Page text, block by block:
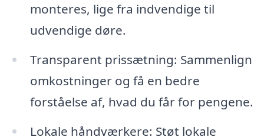
monteres, lige fra indvendige til
udvendige døre.
Transparent prissætning: Sammenlign
omkostninger og få en bedre
forståelse af, hvad du får for pengene.
Lokale håndværkere: Støt lokale